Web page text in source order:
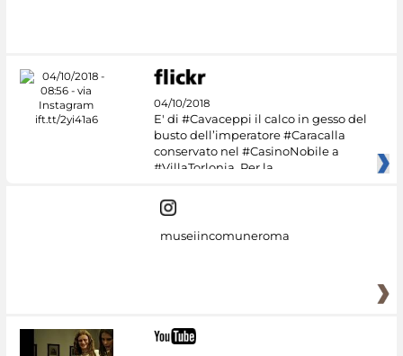
04/10/2018
E' di #Cavaceppi il calco in gesso del
busto dell’imperatore #Caracalla
conservato nel #CasinoNobile a
#VillaTorlonia. Per la
museiincomuneroma